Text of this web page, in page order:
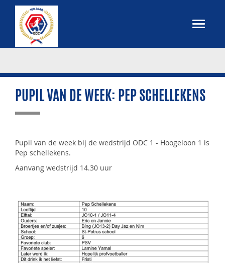
PUPIL VAN DE WEEK: PEP SCHELLEKENS
Pupil van de week bij de wedstrijd ODC 1 - Hoogeloon 1 is
Pep schellekens.
Aanvang wedstrijd 14.30 uur